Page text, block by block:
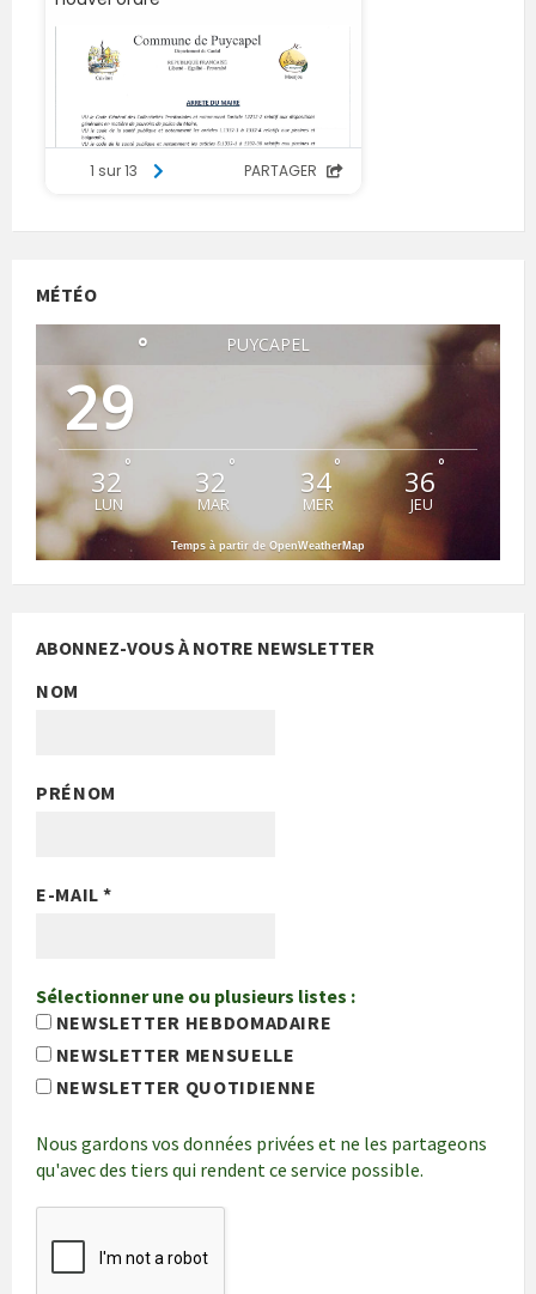
MÉTÉO
PUYCAPEL
29
°
32 °
LUN
32 °
MAR
34°
MER
36°
JEU
Temps à partir de OpenWeatherMap
ABONNEZ-VOUS À NOTRE NEWSLETTER
NOM
PRÉNOM
E-MAIL*
Sélectionner une ou plusieurs listes :
NEWSLETTER HEBDOMADAIRE
NEWSLETTER MENSUELLE
NEWSLETTER QUOTIDIENNE
Nous gardons vos données privées et ne les partageons
qu'avec des tiers qui rendent ce service possible.